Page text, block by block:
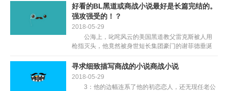
长”为杀人不眨眼的老迈。当然，那部小说是现实的一
个合...
好看的BL黑道或商战小说最好是长篇完结的。
强攻强受的！？
2018-05-29
公海上，叱咤风云的美国黑道教父雷克斯被人用
枪指灭头，他竟然被身世短长集团豪门的谢菲德垂涎
梦！ 满心感谢感动的分开大海回美国，没想到那
野兽心笨的黑龙，...
寻求细致描写商战的小说商战小说
2018-05-29
3：他的边幅连系了他的初恋恋人，还无现任老公